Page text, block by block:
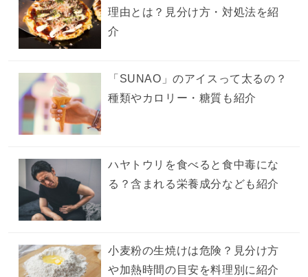
理由とは？見分け方・対処法を紹
介
「SUNAO」のアイスって太るの？
種類やカロリー・糖質も紹介
ハヤトウリを食べると食中毒にな
る？含まれる栄養成分なども紹介
小麦粉の生焼けは危険？見分け方
や加熱時間の目安を料理別に紹介